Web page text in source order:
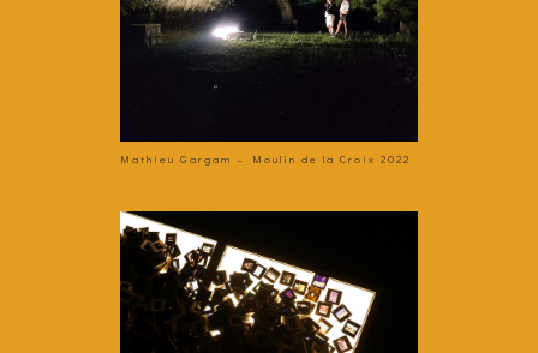
Mathieu Gargam – Moulin de la Croix 2022